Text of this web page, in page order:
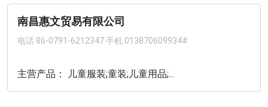
南昌惠文贸易有限公司
电话 86-0791-6212347 手机 013870609934#
主营产品： 儿童服装;童装;儿童用品;...